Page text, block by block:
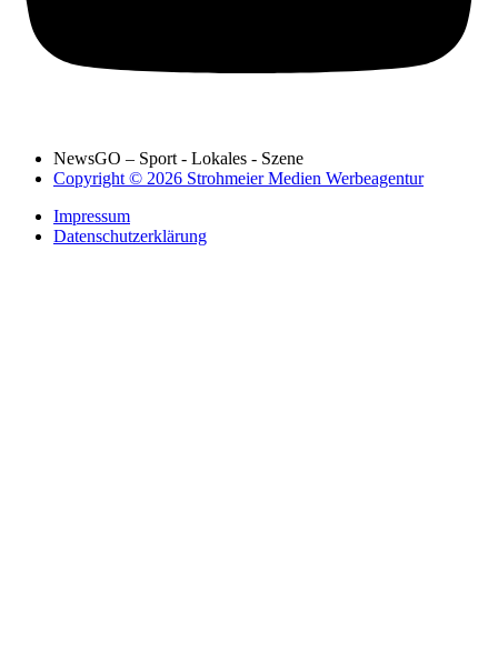
NewsGO – Sport - Lokales - Szene
Copyright © 2026 Strohmeier Medien Werbeagentur
Impressum
Datenschutzerklärung